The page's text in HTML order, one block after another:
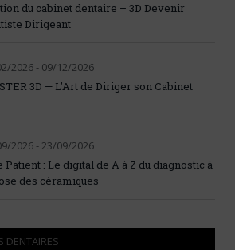
du cabinet dentaire – 3D Devenir
Dirigeant
2026 - 09/12/2026
3D — L’Art de Diriger son Cabinet
2026 - 23/09/2026
Patient : Le digital de A à Z du diagnostic à
des céramiques
DENTAIRES